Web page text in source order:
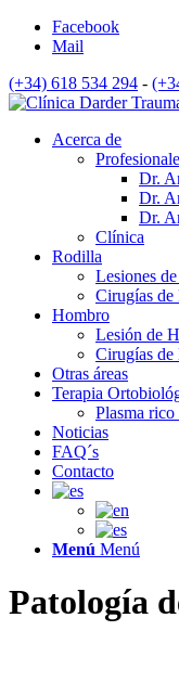
Facebook
Mail
(+34) 618 534 294 -
Acerca de
Dr.
Dr.
Dr.
Clínica
Rodilla
Lesiones
Cirugías de
Hombro
Lesión de
Cirugías
Otras áreas
Terapia
Plasma rico
Noticias
FAQ´s
Contacto
Menú Menú
Patología